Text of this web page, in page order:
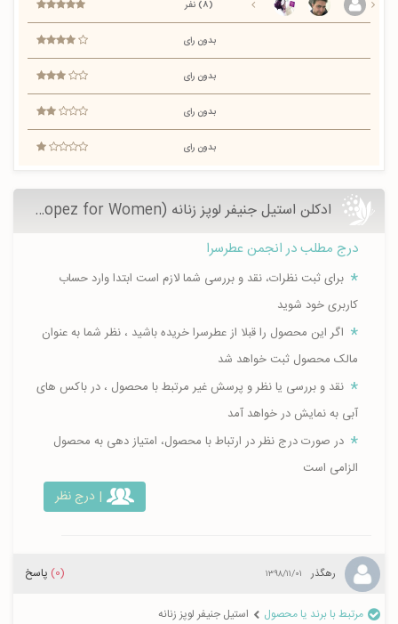
(8) نفر
بدون رای
بدون رای
بدون رای
بدون رای
ادکلن استیل جنیفر لوپز زنانه (Still Jennifer Lopez for Women) - عطرسرا
درج مطلب در انجمن عطرسرا
برای ثبت نظرات، نقد و بررسی شما لازم است ابتدا وارد حساب
کاربری خود شوید
اگر این محصول را قبلا از عطرسرا خریده باشید ، نظر شما به عنوان
مالک محصول ثبت خواهد شد
نقد و بررسی یا نظر و پرسش غیر مرتبط با محصول ، در باکس های
آبی به نمایش در خواهد آمد
در صورت درج نظر در ارتباط با محصول، امتیاز دهی به محصول
الزامی است
| درج نظر
رهگذر ۱۳۹۸/۱۱/۰۱ (0) پاسخ
مرتبط با برند یا محصول استیل جنیفر لوپز زنانه